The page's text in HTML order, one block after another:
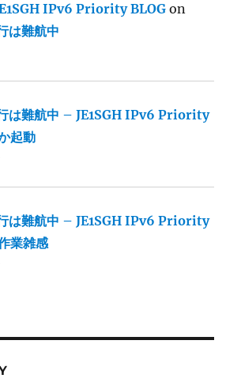
IPv6 Priority BLOG on
は難航中
は難航中 – JE1SGH IPv6 Priority
起動
は難航中 – JE1SGH IPv6 Priority
業雑感